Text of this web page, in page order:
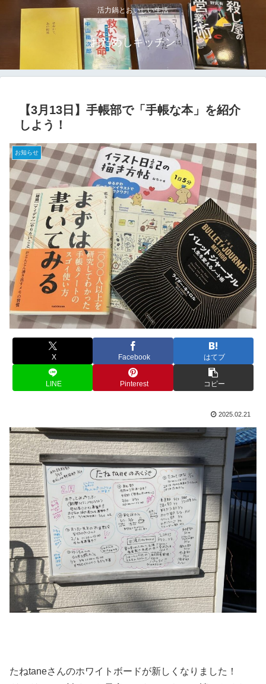
活力鍋とおいしい生活
おためしキッチン
【3月13日】手帳部で「手帳な本」を紹介
しよう！
お知らせ
X Facebook はてブ
LINE Pinterest コピー
2025.02.21
たねtaneさんのホワイトボードが新しくなりました！